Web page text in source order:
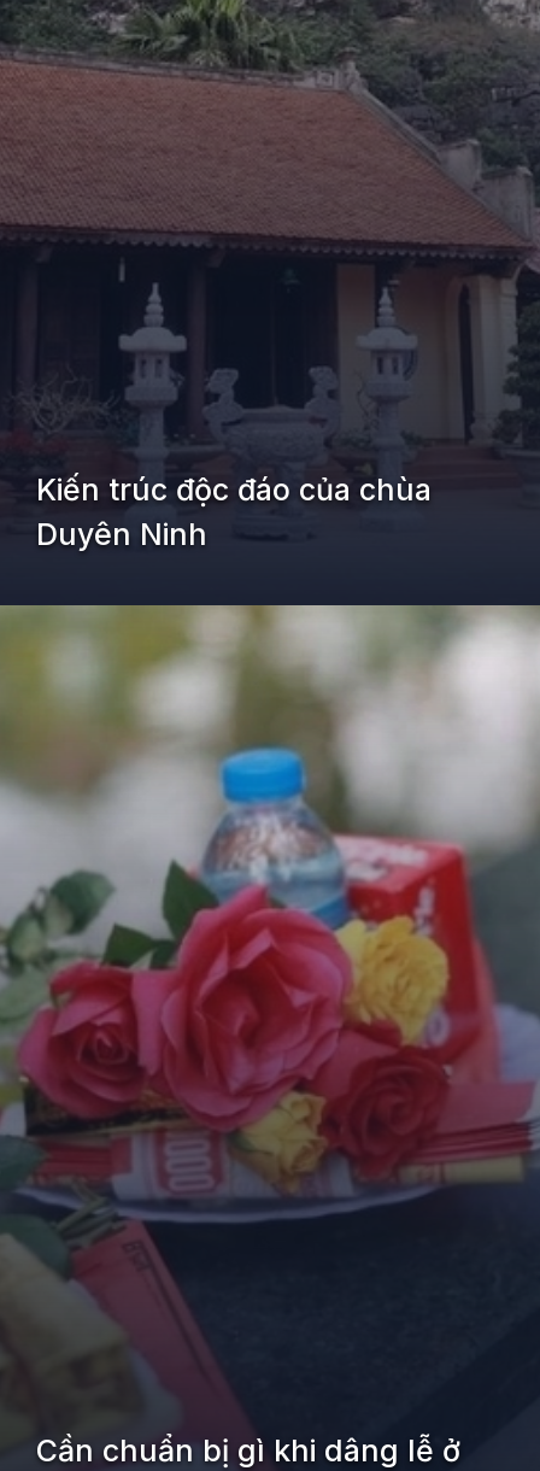
Kiến trúc độc đáo của chùa
Duyên Ninh
https://kiemvieclam.vn/chua-duyen-ninh-o-dau
Cần chuẩn bị gì khi dâng lễ ở